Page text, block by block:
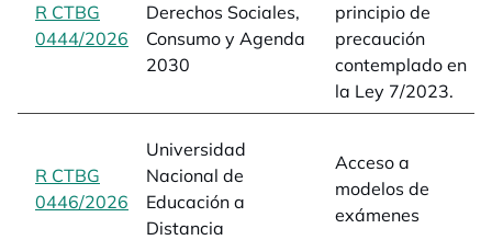
R CTBG
0444/2026 opens in a new tab
Derechos Sociales,
Consumo y Agenda
2030
principio de
precaución
contemplado en
la Ley 7/2023.
R CTBG
0446/2026 opens in a new tab
Universidad
Nacional de
Educación a
Distancia
Acceso a
modelos de
exámenes